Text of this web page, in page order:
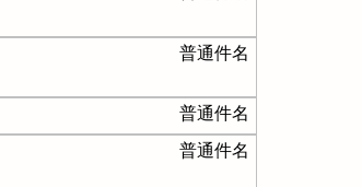
普通件名
普通件名
普通件名